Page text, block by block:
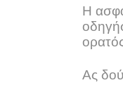
Η
Ας